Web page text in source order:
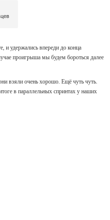
и удержались впереди до конца
проигрыша мы будем бороться далее
взяли очень хорошо. Ещё чуть чуть.
в параллельных спринтах у наших